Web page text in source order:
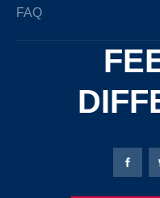
FAQ